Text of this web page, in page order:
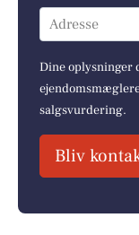
Adresse
Dine oplysninger
salgsvurdering.
Bliv